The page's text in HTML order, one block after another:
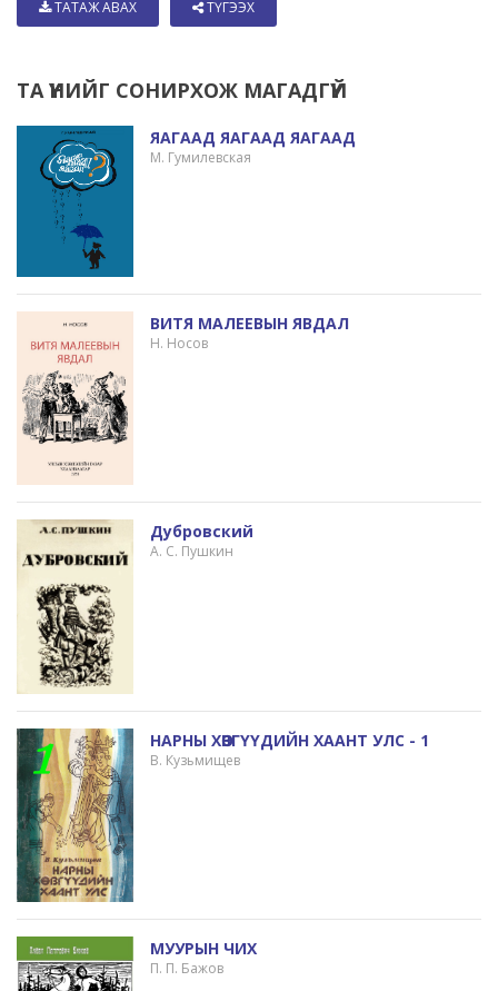
ТАТАЖ АВАХ ТҮГЭЭХ
ТА ҮҮНИЙГ СОНИРХОЖ МАГАДГҮЙ
ЯАГААД ЯАГААД ЯАГААД
М. Гумилевская
ВИТЯ МАЛЕЕВЫН ЯВДАЛ
Н. Носов
Дубровский
А. С. Пушкин
НАРНЫ ХӨВГҮҮДИЙН ХААНТ УЛС - 1
В. Кузьмищев
МУУРЫН ЧИХ
П. П. Бажов